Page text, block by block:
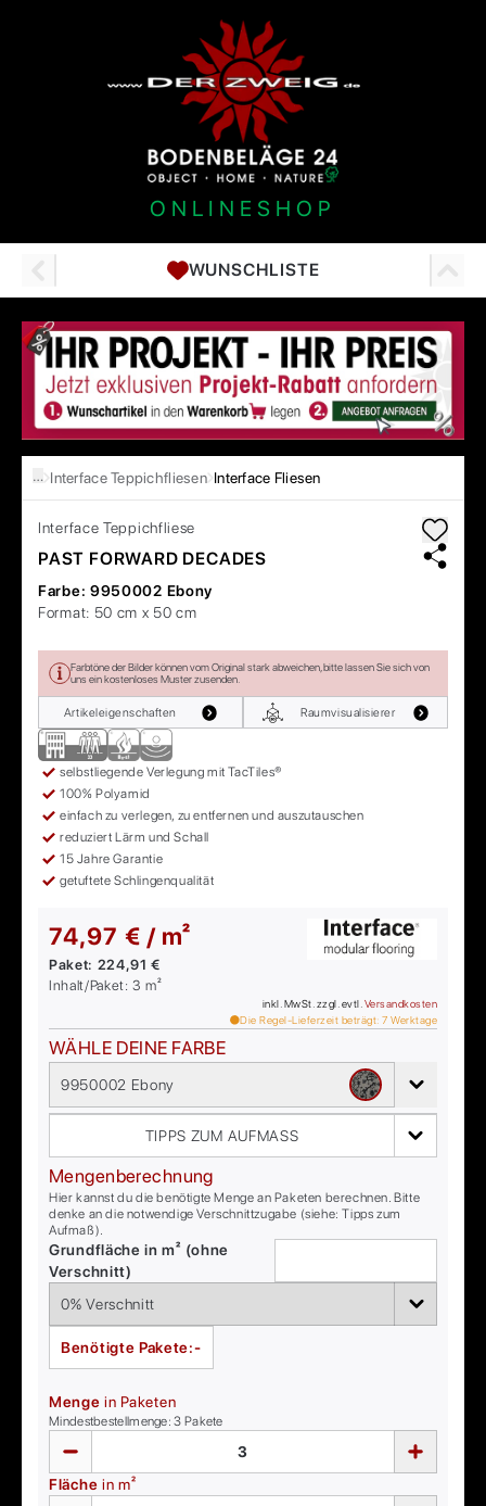
ONLINESHOP
WUNSCHLISTE
… Interface Teppichfliesen Interface Fliesen
Interface Teppichfliese
PAST FORWARD DECADES
Farbe: 9950002 Ebony
Format: 50 cm x 50 cm
Farbtöne der Bilder können vom Original stark abweichen, bitte lassen Sie sich von
uns ein kostenloses Muster zusenden.
Artikeleigenschaften Raumvisualisierer
selbstliegende Verlegung mit TacTiles®
100% Polyamid
einfach zu verlegen, zu entfernen und auszutauschen
reduziert Lärm und Schall
15 Jahre Garantie
getuftete Schlingenqualität
74,97 € / m²
Paket: 224,91 €
Inhalt/Paket:3 m²
inkl. MwSt. zzgl. evtl. Versandkosten
Die Regel-Lieferzeit beträgt: 7 Werktage
WÄHLE DEINE FARBE
9950002 Ebony
TIPPS ZUM AUFMASS
Mengenberechnung
Hier kannst du die benötigte Menge an Paketen berechnen. Bitte
denke an die notwendige Verschnittzugabe (siehe: Tipps zum
Aufmaß).
Grundfläche in m² (ohne
Verschnitt)
Benötigte Pakete:-
Menge in Paketen
Mindestbestellmenge:3 Pakete
Fläche in m²